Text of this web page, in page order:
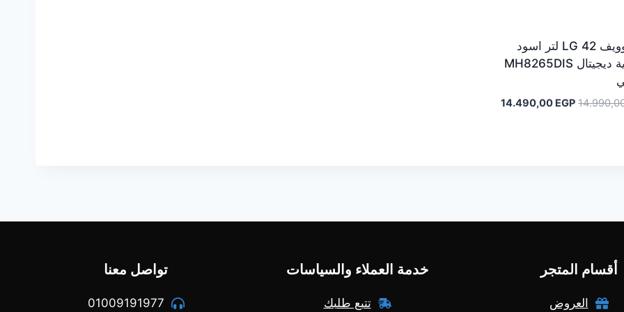
ميكروويف LG 42 لتر اسود
بشواية ديجيتال MH8265DIS
السعر14.490,00 EGP
السعر
أقسام المتجر
العروض
خدمة العملاء والسياسات
تتبع طلبك
تواصل معنا
01009191977